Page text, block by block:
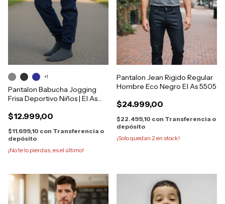
Pantalon Babucha Jogging
Frisa Deportivo Niños | El As
$12.999,00
$11.699,10 con Transferencia o
depósito
¡No te lo pierdas, es el último!
+1
Pantalon Jean Rigido Regular
Hombre Eco Negro El As 5505
$24.999,00
$22.499,10 con Transferencia o
depósito
¡Solo quedan 2 en stock!